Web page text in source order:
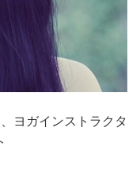
ヨガインストラクタ